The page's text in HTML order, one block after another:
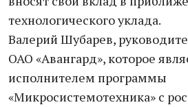
технологического уклада.
Валерий Шубарев,
ОАО «Авангард», которое
исполнителем программы
«Микросистемотехника» с